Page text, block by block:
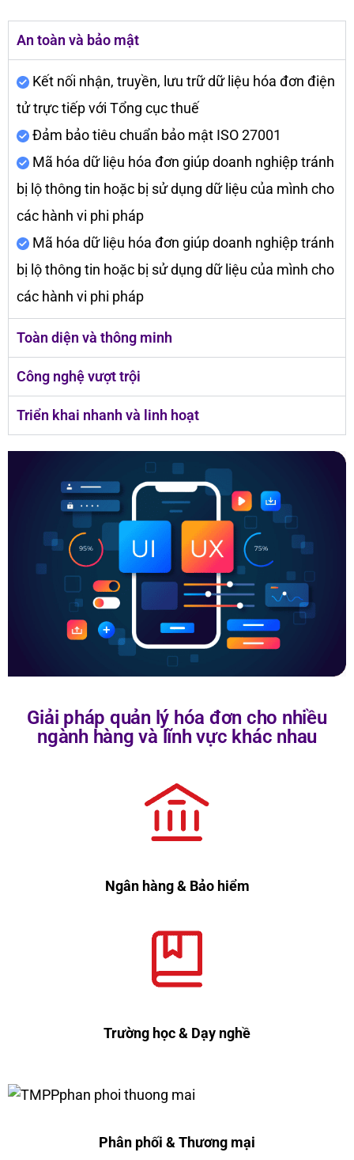
An toàn và bảo mật
Kết nối nhận, truyền, lưu trữ dữ liệu hóa đơn điện
tử trực tiếp với Tổng cục thuế
Đảm bảo tiêu chuẩn bảo mật ISO 27001
Mã hóa dữ liệu hóa đơn giúp doanh nghiệp tránh
bị lộ thông tin hoặc bị sử dụng dữ liệu của mình cho
các hành vi phi pháp
Mã hóa dữ liệu hóa đơn giúp doanh nghiệp tránh
bị lộ thông tin hoặc bị sử dụng dữ liệu của mình cho
các hành vi phi pháp
Toàn diện và thông minh
Công nghệ vượt trội
Triển khai nhanh và linh hoạt
Giải pháp quản lý hóa đơn cho nhiều
ngành hàng và lĩnh vực khác nhau
Ngân hàng & Bảo hiểm
Trường học & Dạy nghề
Phân phối & Thương mại